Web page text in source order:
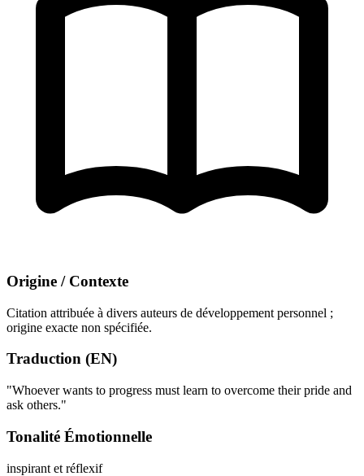
Origine / Contexte
Citation attribuée à divers auteurs de développement personnel ;
origine exacte non spécifiée.
Traduction (EN)
"Whoever wants to progress must learn to overcome their pride and
ask others."
Tonalité Émotionnelle
inspirant et réflexif